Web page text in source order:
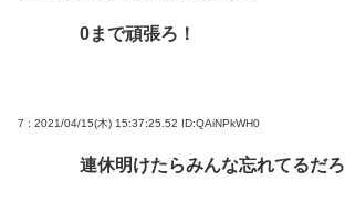
0まで頑張ろ！
7 : 2021/04/15(木) 15:37:25.52 ID:QAiNPkWH0
連休明けたらみんな忘れてるだろ